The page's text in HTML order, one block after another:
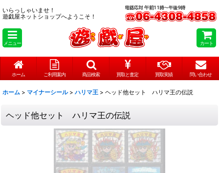
いらっしゃいませ！
遊戯屋ネットショップへようこそ！
メニュー カート
ホーム ご利用案内 商品検索 買取と査定 買取実績 問い合わせ
ホーム > マイナーシール > ハリマ王 > ヘッド他セット ハリマ王の伝説
ヘッド他セット ハリマ王の伝説